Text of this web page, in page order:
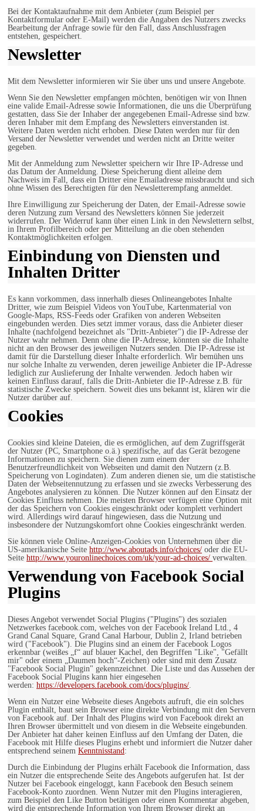
Bei der Kontaktaufnahme mit dem Anbieter (zum Beispiel per
Kontaktformular oder E-Mail) werden die Angaben des Nutzers zwecks
Bearbeitung der Anfrage sowie für den Fall, dass Anschlussfragen
entstehen, gespeichert.
Newsletter
Mit dem Newsletter informieren wir Sie über uns und unsere Angebote.
Wenn Sie den Newsletter empfangen möchten, benötigen wir von Ihnen
eine valide Email-Adresse sowie Informationen, die uns die Überprüfung
gestatten, dass Sie der Inhaber der angegebenen Email-Adresse sind bzw.
deren Inhaber mit dem Empfang des Newsletters einverstanden ist.
Weitere Daten werden nicht erhoben. Diese Daten werden nur für den
Versand der Newsletter verwendet und werden nicht an Dritte weiter
gegeben.
Mit der Anmeldung zum Newsletter speichern wir Ihre IP-Adresse und
das Datum der Anmeldung. Diese Speicherung dient alleine dem
Nachweis im Fall, dass ein Dritter eine Emailadresse missbraucht und sich
ohne Wissen des Berechtigten für den Newsletterempfang anmeldet.
Ihre Einwilligung zur Speicherung der Daten, der Email-Adresse sowie
deren Nutzung zum Versand des Newsletters können Sie jederzeit
widerrufen. Der Widerruf kann über einen Link in den Newslettern selbst,
in Ihrem Profilbereich oder per Mitteilung an die oben stehenden
Kontaktmöglichkeiten erfolgen.
Einbindung von Diensten und
Inhalten Dritter
Es kann vorkommen, dass innerhalb dieses Onlineangebotes Inhalte
Dritter, wie zum Beispiel Videos von YouTube, Kartenmaterial von
Google-Maps, RSS-Feeds oder Grafiken von anderen Webseiten
eingebunden werden. Dies setzt immer voraus, dass die Anbieter dieser
Inhalte (nachfolgend bezeichnet als "Dritt-Anbieter") die IP-Adresse der
Nutzer wahr nehmen. Denn ohne die IP-Adresse, könnten sie die Inhalte
nicht an den Browser des jeweiligen Nutzers senden. Die IP-Adresse ist
damit für die Darstellung dieser Inhalte erforderlich. Wir bemühen uns
nur solche Inhalte zu verwenden, deren jeweilige Anbieter die IP-Adresse
lediglich zur Auslieferung der Inhalte verwenden. Jedoch haben wir
keinen Einfluss darauf, falls die Dritt-Anbieter die IP-Adresse z.B. für
statistische Zwecke speichern. Soweit dies uns bekannt ist, klären wir die
Nutzer darüber auf.
Cookies
Cookies sind kleine Dateien, die es ermöglichen, auf dem Zugriffsgerät
der Nutzer (PC, Smartphone o.ä.) spezifische, auf das Gerät bezogene
Informationen zu speichern. Sie dienen zum einem der
Benutzerfreundlichkeit von Webseiten und damit den Nutzern (z.B.
Speicherung von Logindaten). Zum anderen dienen sie, um die statistische
Daten der Webseitennutzung zu erfassen und sie zwecks Verbesserung des
Angebotes analysieren zu können. Die Nutzer können auf den Einsatz der
Cookies Einfluss nehmen. Die meisten Browser verfügen eine Option mit
der das Speichern von Cookies eingeschränkt oder komplett verhindert
wird. Allerdings wird darauf hingewiesen, dass die Nutzung und
insbesondere der Nutzungskomfort ohne Cookies eingeschränkt werden.
Sie können viele Online-Anzeigen-Cookies von Unternehmen über die
US-amerikanische Seite http://www.aboutads.info/choices/ oder die EU-
Seite http://www.youronlinechoices.com/uk/your-ad-choices/ verwalten.
Verwendung von Facebook Social
Plugins
Dieses Angebot verwendet Social Plugins ("Plugins") des sozialen
Netzwerkes facebook.com, welches von der Facebook Ireland Ltd., 4
Grand Canal Square, Grand Canal Harbour, Dublin 2, Irland betrieben
wird ("Facebook"). Die Plugins sind an einem der Facebook Logos
erkennbar (weißes „f“ auf blauer Kachel, den Begriffen "Like", "Gefällt
mir" oder einem „Daumen hoch“-Zeichen) oder sind mit dem Zusatz
"Facebook Social Plugin" gekennzeichnet. Die Liste und das Aussehen der
Facebook Social Plugins kann hier eingesehen
werden: https://developers.facebook.com/docs/plugins/
Wenn ein Nutzer eine Webseite dieses Angebots aufruft, die ein solches
Plugin enthält, baut sein Browser eine direkte Verbindung mit den Servern
von Facebook auf. Der Inhalt des Plugins wird von Facebook direkt an
Ihren Browser übermittelt und von diesem in die Webseite eingebunden.
Der Anbieter hat daher keinen Einfluss auf den Umfang der Daten, die
Facebook mit Hilfe dieses Plugins erhebt und informiert die Nutzer daher
entsprechend seinem Kenntnisstand :
Durch die Einbindung der Plugins erhält Facebook die Information, dass
ein Nutzer die entsprechende Seite des Angebots aufgerufen hat. Ist der
Nutzer bei Facebook eingeloggt, kann Facebook den Besuch seinem
Facebook-Konto zuordnen. Wenn Nutzer mit den Plugins interagieren,
zum Beispiel den Like Button betätigen oder einen Kommentar abgeben,
wird die entsprechende Information von Ihrem Browser direkt an